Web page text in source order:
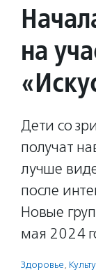
на
Дети со
получат
лучше
после
Новые
мая 2024
Здоровье,